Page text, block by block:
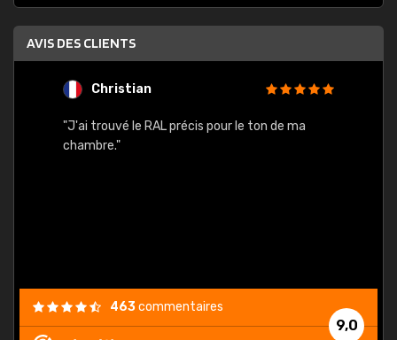
AVIS DES CLIENTS
Christian
"J'ai trouvé le RAL précis pour le ton de ma
chambre."
9,0
463commentaires